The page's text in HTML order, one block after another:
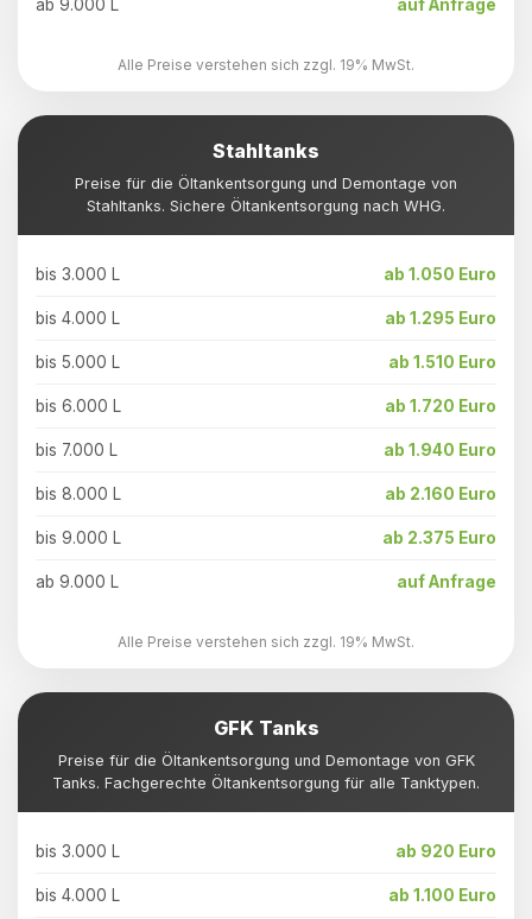
ab 9.000 L auf Anfrage
Alle Preise verstehen sich zzgl. 19% MwSt.
Stahltanks
Preise für die Öltankentsorgung und Demontage von
Stahltanks. Sichere Öltankentsorgung nach WHG.
bis 3.000 L ab 1.050 Euro
bis 4.000 L ab 1.295 Euro
bis 5.000 L ab 1.510 Euro
bis 6.000 L ab 1.720 Euro
bis 7.000 L ab 1.940 Euro
bis 8.000 L ab 2.160 Euro
bis 9.000 L ab 2.375 Euro
ab 9.000 L auf Anfrage
Alle Preise verstehen sich zzgl. 19% MwSt.
GFK Tanks
Preise für die Öltankentsorgung und Demontage von GFK
Tanks. Fachgerechte Öltankentsorgung für alle Tanktypen.
bis 3.000 L ab 920 Euro
bis 4.000 L ab 1.100 Euro